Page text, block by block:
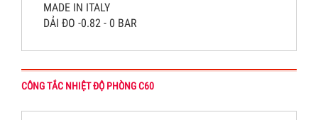
MADE IN ITALY
DẢI ĐO -0.82 - 0 BAR
CÔNG TẮC NHIỆT ĐỘ PHÒNG C60